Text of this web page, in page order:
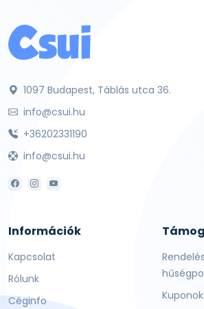
1097 Budapest, Táblás utca 36.
info@csui.hu
+36202331190
info@csui.hu
Információk
Kapcsolat
Rólunk
Céginfo
Kuponok